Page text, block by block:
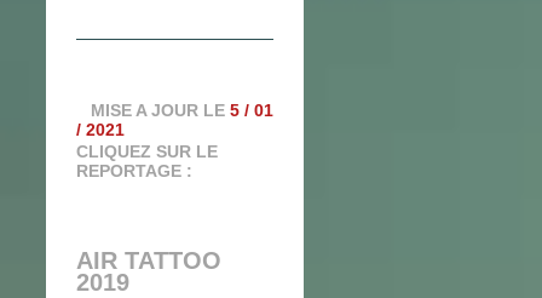
MISE A JOUR LE 5 / 01
/ 2021
CLIQUEZ SUR LE
REPORTAGE :
AIR TATTOO
2019